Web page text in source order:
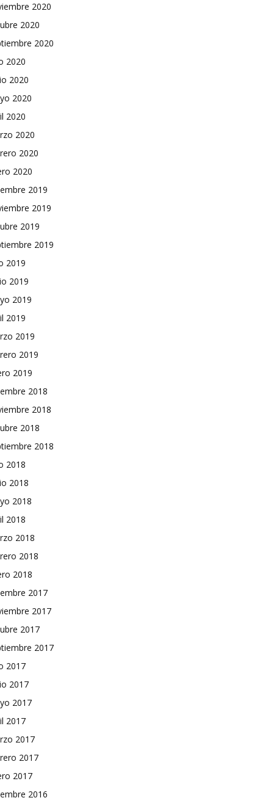
2020
2020
2020
2020
2020
2020
2020
2020
2020
2020
2019
2019
2019
2019
2019
2019
2019
2019
2019
2019
2019
2018
2018
2018
2018
2018
2018
2018
2018
2018
2018
2018
2017
2017
2017
2017
2017
2017
2017
2017
2017
2017
2017
2016